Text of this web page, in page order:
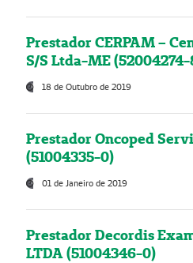
Prestador CERPAM –
S/S Ltda-ME
18 de Outubro de 2019
Prestador Oncoped
(51004335-0)
01 de Janeiro de 2019
Prestador Decordis
LTDA (51004346-0)